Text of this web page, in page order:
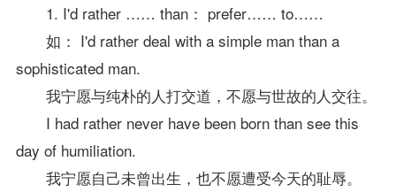
1. I'd rather …… than： prefer…… to……
如： I'd rather deal with a simple man than a
sophisticated man.
我宁愿与纯朴的人打交道，不愿与世故的人交往。
I had rather never have been born than see this
day of humiliation.
我宁愿自己未曾出生，也不愿遭受今天的耻辱。